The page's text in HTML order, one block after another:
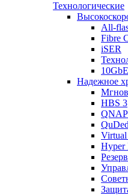
Технологические
All-
Fibre
iSER
Надежное
HBS 3
Hyper